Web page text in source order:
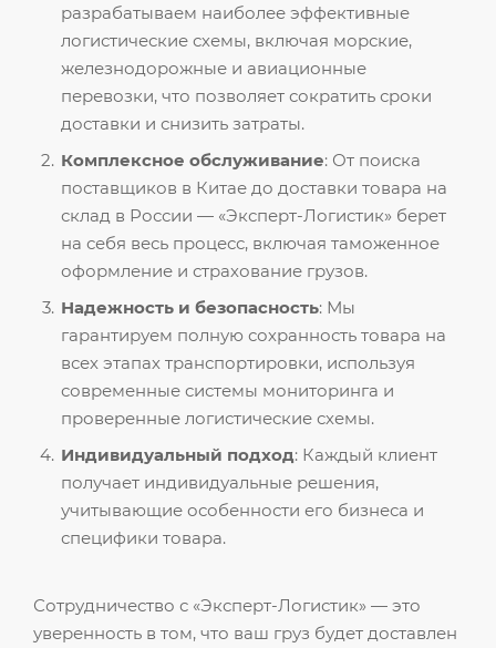
разрабатываем наиболее эффективные
логистические схемы, включая морские,
железнодорожные и авиационные
перевозки, что позволяет сократить сроки
доставки и снизить затраты.
Комплексное обслуживание: От поиска
поставщиков в Китае до доставки товара на
склад в России — «Эксперт-Логистик» берет
на себя весь процесс, включая таможенное
оформление и страхование грузов.
Надежность и безопасность: Мы
гарантируем полную сохранность товара на
всех этапах транспортировки, используя
современные системы мониторинга и
проверенные логистические схемы.
Индивидуальный подход: Каждый клиент
получает индивидуальные решения,
учитывающие особенности его бизнеса и
специфики товара.
Сотрудничество с «Эксперт-Логистик» — это
уверенность в том, что ваш груз будет доставлен